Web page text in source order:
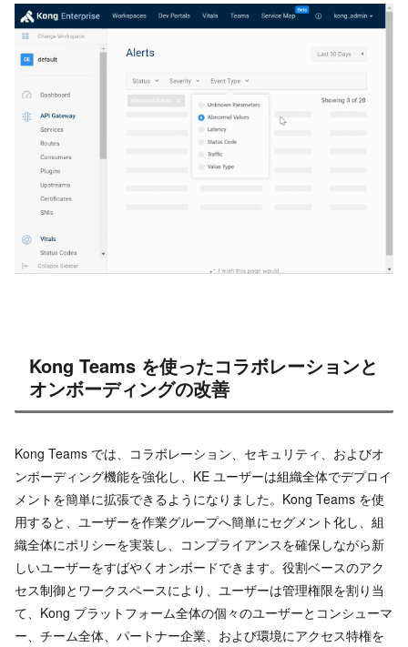
Kong Teams を使ったコラボレーションと
オンボーディングの改善
Kong Teams では、コラボレーション、セキュリティ、およびオ
ンボーディング機能を強化し、KE ユーザーは組織全体でデプロイ
メントを簡単に拡張できるようになりました。Kong Teams を使
用すると、ユーザーを作業グループへ簡単にセグメント化し、組
織全体にポリシーを実装し、コンプライアンスを確保しながら新
しいユーザーをすばやくオンボードできます。役割ベースのアク
セス制御とワークスペースにより、ユーザーは管理権限を割り当
て、Kong プラットフォーム全体の個々のユーザーとコンシューマ
ー、チーム全体、パートナー企業、および環境にアクセス特権を